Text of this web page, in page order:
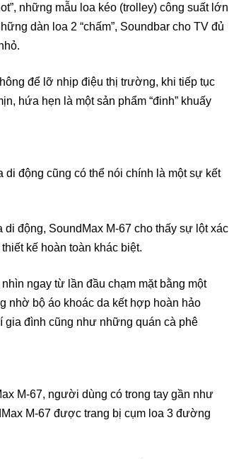
những mẫu loa kéo (trolley) công suất lớn
dàn loa 2 “chấm”, Soundbar cho TV đủ
để lỡ nhịp điệu thị trường, khi tiếp tục
hứa hẹn là một sản phẩm “đinh” khuấy
động cũng có thể nói chính là một sự kết
động, SoundMax M-67 cho thấy sự lột xác
kế hoàn toàn khác biệt.
ngay từ lần đầu chạm mặt bằng một
nhờ bộ áo khoác da kết hợp hoàn hảo
gia đình cũng như những quán cà phê
M-67, người dùng có trong tay gần như
M-67 được trang bị cụm loa 3 đường